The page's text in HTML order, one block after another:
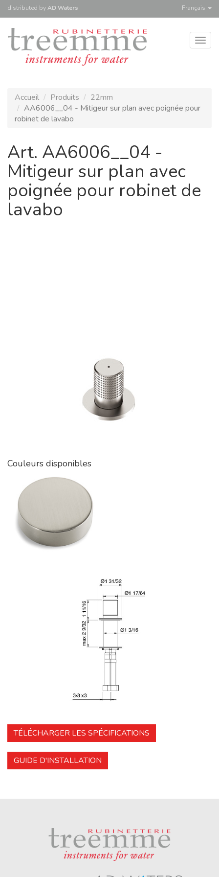
distributed byAD Waters Français
Accueil Produits
22mm
AA6006__04 - Mitigeur sur plan avec poignée pour
robinet de lavabo
Art. AA6006__04 -
Mitigeur sur plan avec
poignée pour robinet de
lavabo
Couleurs disponibles
TÉLÉCHARGER LES SPÉCIFICATIONS
GUIDE D'INSTALLATION